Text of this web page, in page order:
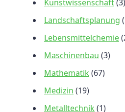
Kunstwissenschaft(3)
Landschaftsplanung
Lebensmittelchemie
Maschinenbau (3)
Mathematik (67)
Medizin (19)
Metalltechnik (1)